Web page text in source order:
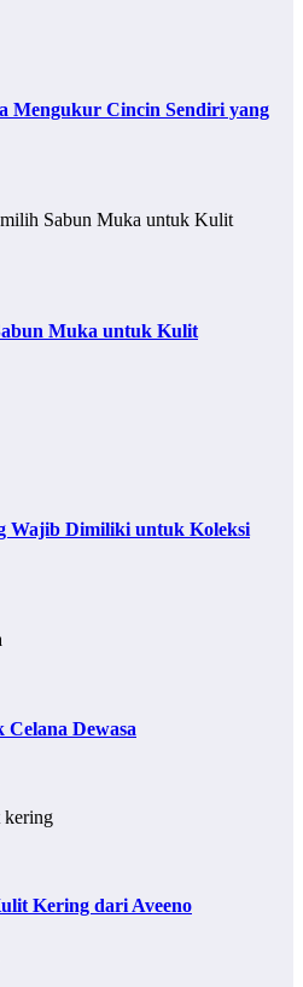
Mengukur Cincin Sendiri yang
Muka untuk Kulit
Wajib Dimiliki untuk Koleksi
Celana Dewasa
Kering dari Aveeno